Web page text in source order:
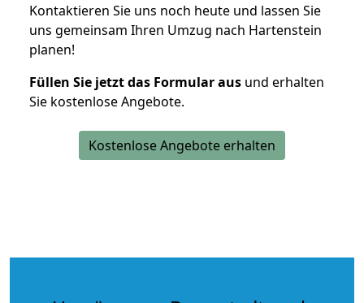
Kontaktieren Sie uns noch heute und lassen Sie
uns gemeinsam Ihren Umzug nach Hartenstein
planen!
Füllen Sie jetzt das Formular aus und erhalten
Sie kostenlose Angebote.
Kostenlose Angebote erhalten